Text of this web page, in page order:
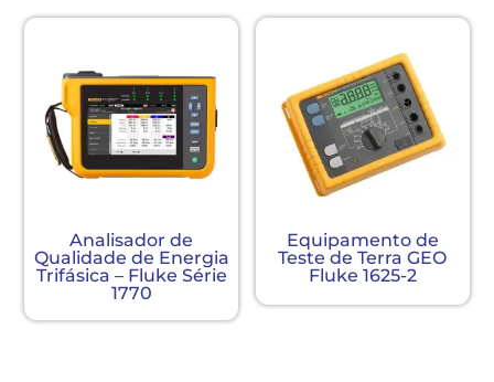
Analisador de
Qualidade de Energia
Trifásica – Fluke Série
1770
Equipamento de
Teste de Terra GEO
Fluke 1625-2